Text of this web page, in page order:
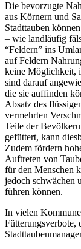
Die bevorzugte
aus Körnern und
Stadttauben
– wie landläufig
“Feldern” ins
auf Feldern
keine Möglichkeit,
sind darauf
die sie auffinden
Absatz des
vermehrten
Teile der
gefüttert, kann
Zudem fördern
Auftreten von
für den Menschen
jedoch schwächen
führen können.
In vielen
Fütterungsverbote,